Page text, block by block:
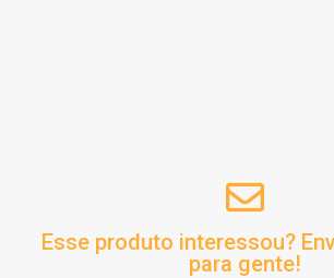
Esse produto interessou?
para gente!